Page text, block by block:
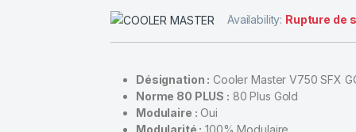
Availability: Rupture de
Désignation : Cooler Master V750 SFX
Norme 80 PLUS : 80 Plus Gold
Modulaire : Oui
Modularité : 100% Modulaire